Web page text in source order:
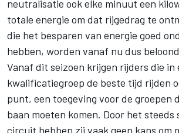
neutralisatie ook elke minuut een
totale energie om dat rijgedrag te
die het besparen van energie goed
hebben, worden vanaf nu dus
Vanaf dit seizoen krijgen rijders die in
kwalificatiegroep de beste tijd rijden
punt, een toegeving voor de groepen
baan moeten komen. Door het steeds
circuit hebben zij vaak geen kans om